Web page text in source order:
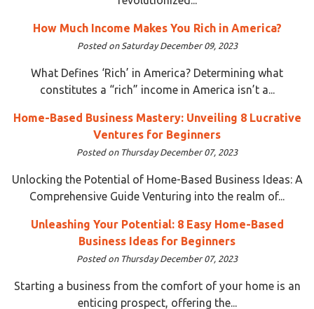
How Much Income Makes You Rich in America?
Posted on Saturday December 09, 2023
What Defines ‘Rich’ in America? Determining what
constitutes a “rich” income in America isn’t a...
Home-Based Business Mastery: Unveiling 8 Lucrative
Ventures for Beginners
Posted on Thursday December 07, 2023
Unlocking the Potential of Home-Based Business Ideas: A
Comprehensive Guide Venturing into the realm of...
Unleashing Your Potential: 8 Easy Home-Based
Business Ideas for Beginners
Posted on Thursday December 07, 2023
Starting a business from the comfort of your home is an
enticing prospect, offering the...